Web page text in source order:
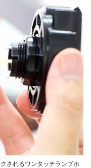
されるワンタッチランプホ